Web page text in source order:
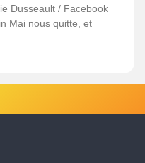
Dusseault / Facebook
Mai nous quitte, et